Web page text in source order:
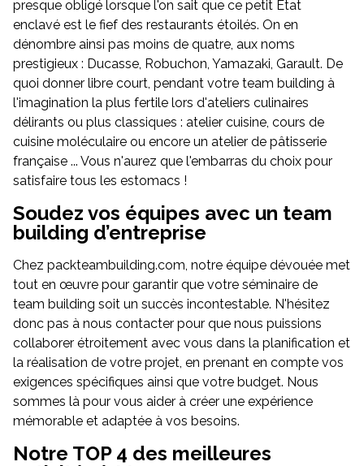
presque obligé lorsque l'on sait que ce petit Etat
enclavé est le fief des restaurants étoilés. On en
dénombre ainsi pas moins de quatre, aux noms
prestigieux : Ducasse, Robuchon, Yamazaki, Garault. De
quoi donner libre court, pendant votre team building à
l'imagination la plus fertile lors d'ateliers culinaires
délirants ou plus classiques : atelier cuisine, cours de
cuisine moléculaire ou encore un atelier de pâtisserie
française ... Vous n'aurez que l'embarras du choix pour
satisfaire tous les estomacs !
Soudez vos équipes avec un team
building d’entreprise
Chez packteambuilding.com, notre équipe dévouée met
tout en œuvre pour garantir que votre séminaire de
team building soit un succès incontestable. N'hésitez
donc pas à nous contacter pour que nous puissions
collaborer étroitement avec vous dans la planification et
la réalisation de votre projet, en prenant en compte vos
exigences spécifiques ainsi que votre budget. Nous
sommes là pour vous aider à créer une expérience
mémorable et adaptée à vos besoins.
Notre TOP 4 des meilleures